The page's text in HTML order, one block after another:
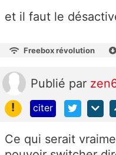
et il faut le
Freebox révolution
Publié par
!
citer
Ce qui serait